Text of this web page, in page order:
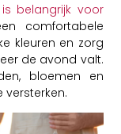
belangrijk voor
comfortabele
kleuren en zorg
de avond valt.
bloemen en